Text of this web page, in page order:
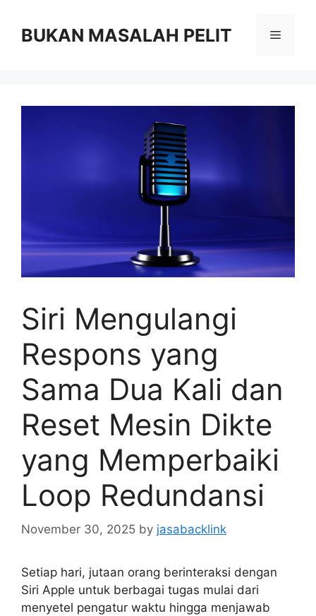
contentBUKAN MASALAH PELIT Menu
Siri Mengulangi
Respons yang
Sama Dua Kali dan
Reset Mesin Dikte
yang Memperbaiki
Loop Redundansi
November 30, 2025 by jasabacklink
Setiap hari, jutaan orang berinteraksi dengan
Siri Apple untuk berbagai tugas mulai dari
menyetel pengatur waktu hingga menjawab